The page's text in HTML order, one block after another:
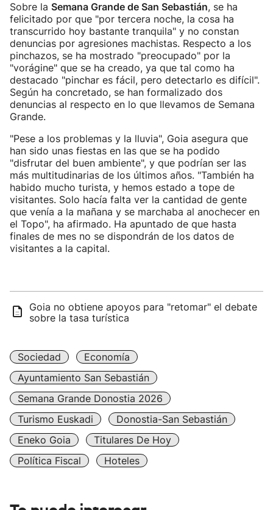
Sobre la Semana Grande de San Sebastián, se ha
felicitado por que "por tercera noche, la cosa ha
transcurrido hoy bastante tranquila" y no constan
denuncias por agresiones machistas. Respecto a los
pinchazos, se ha mostrado "preocupado" por la
"vorágine" que se ha creado, ya que tal como ha
destacado "pinchar es fácil, pero detectarlo es difícil".
Según ha concretado, se han formalizado dos
denuncias al respecto en lo que llevamos de Semana
Grande.
"Pese a los problemas y la lluvia", Goia asegura que
han sido unas fiestas en las que se ha podido
"disfrutar del buen ambiente", y que podrían ser las
más multitudinarias de los últimos años. "También ha
habido mucho turista, y hemos estado a tope de
visitantes. Solo hacía falta ver la cantidad de gente
que venía a la mañana y se marchaba al anochecer en
el Topo", ha afirmado. Ha apuntado de que hasta
finales de mes no se dispondrán de los datos de
visitantes a la capital.
Goia no obtiene apoyos para "retomar" el debate
sobre la tasa turística
Sociedad
Economía
Ayuntamiento San Sebastián
Semana Grande Donostia 2026
Turismo Euskadi
Donostia-San Sebastián
Eneko Goia
Titulares De Hoy
Política Fiscal
Hoteles